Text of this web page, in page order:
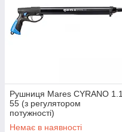
Рушниця Mares CYRANO 1.1
55 (з регулятором
потужності)
Немає в наявності